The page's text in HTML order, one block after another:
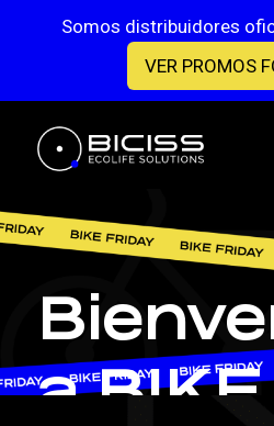
a BIKE
Somos distribuidores
VER PROMOS